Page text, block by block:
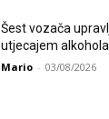
Šest vozača
utjecajem alkohola
Mario - 03/08/2026